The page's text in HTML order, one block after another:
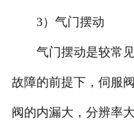
3）气门摆动
气门摆动是较常见
故障的前提下，伺服
阀的内漏大，分辨率